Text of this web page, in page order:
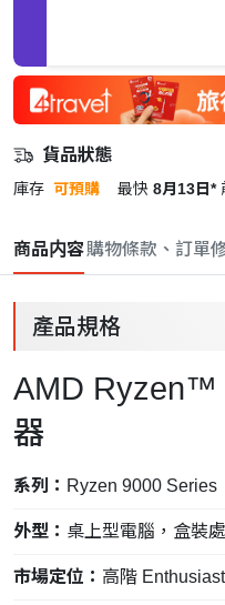
貨品狀態
庫存 可預購 最快 8月13日*
商品内容購物條款、訂單
產品規格
AMD Ryzen™
器
系列： Ryzen 9000 Series
外型： 桌上型電腦，盒裝
市場定位： 高階